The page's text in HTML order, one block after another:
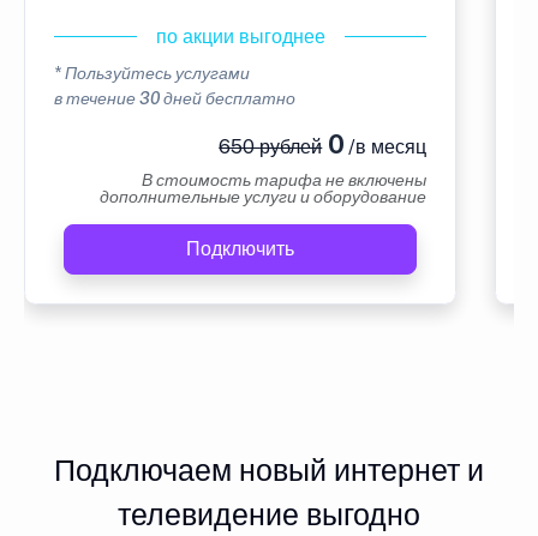
по акции выгоднее
* Пользуйтесь услугами
в течение 30 дней бесплатно
650 рублей0 /в месяц
В стоимость тарифа не включены
дополнительные услуги и оборудование
Подключить
Подключаем новый интернет и
телевидение выгодно